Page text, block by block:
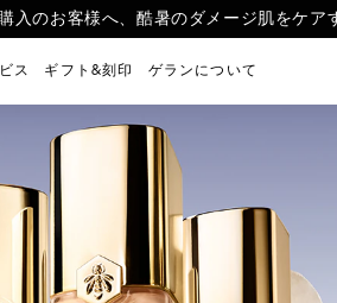
のお客様へ、酷暑のダメージ肌をケア
い肌印象を叶えるスキンケアファンデー
ィエールを象徴する6つの香りのお試し
ス ギフト&刻印 ゲランについて